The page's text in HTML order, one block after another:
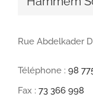
Rue Abdelkader
Téléphone : 98
Fax : 73 366 998